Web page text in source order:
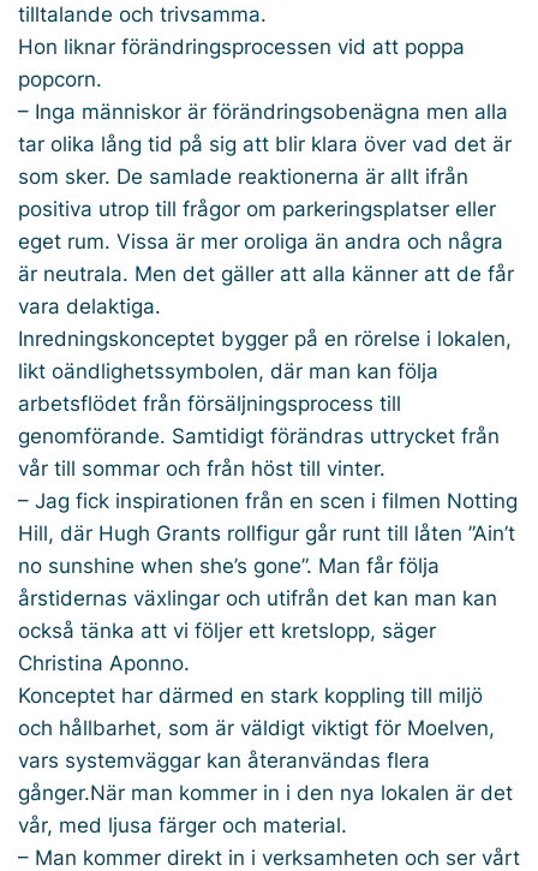
tilltalande och trivsamma.
Hon liknar förändringsprocessen vid att poppa
popcorn.
– Inga människor är förändringsobenägna men alla
tar olika lång tid på sig att blir klara över vad det är
som sker. De samlade reaktionerna är allt ifrån
positiva utrop till frågor om parkeringsplatser eller
eget rum. Vissa är mer oroliga än andra och några
är neutrala. Men det gäller att alla känner att de får
vara delaktiga.
Inredningskonceptet bygger på en rörelse i lokalen,
likt oändlighetssymbolen, där man kan följa
arbetsflödet från försäljningsprocess till
genomförande. Samtidigt förändras uttrycket från
vår till sommar och från höst till vinter.
– Jag fick inspirationen från en scen i filmen Notting
Hill, där Hugh Grants rollfigur går runt till låten ”Ain’t
no sunshine when she’s gone”. Man får följa
årstidernas växlingar och utifrån det kan man kan
också tänka att vi följer ett kretslopp, säger
Christina Aponno.
Konceptet har därmed en stark koppling till miljö
och hållbarhet, som är väldigt viktigt för Moelven,
vars systemväggar kan återanvändas flera
gånger.När man kommer in i den nya lokalen är det
vår, med ljusa färger och material.
– Man kommer direkt in i verksamheten och ser vårt